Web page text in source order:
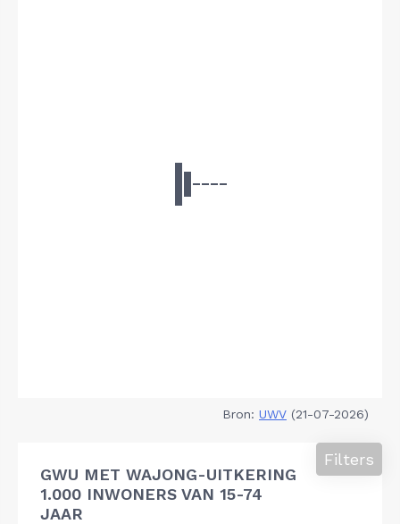
Bron: UWV (21-07-2026)
GWU MET WAJONG-UITKERING
1.000 INWONERS VAN 15-74
JAAR
Filters